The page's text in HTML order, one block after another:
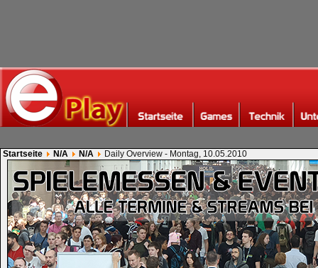
Startseite N/A N/A Daily Overview - Montag, 10.05.2010